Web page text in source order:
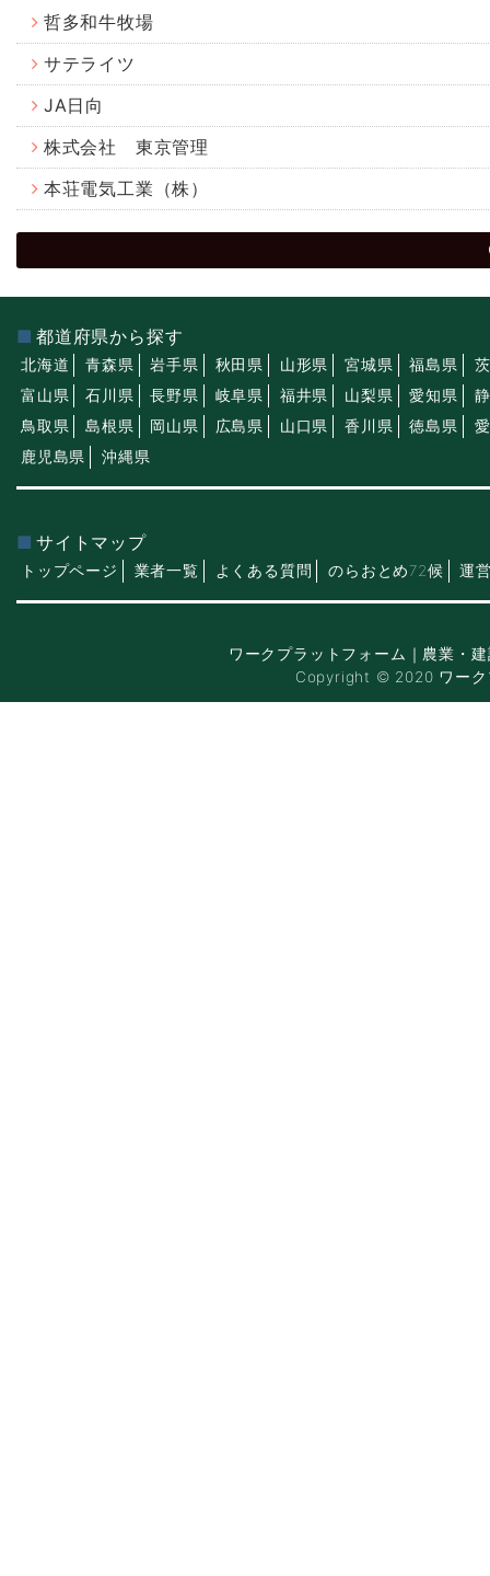
哲多和牛牧場
サテライツ
JA日向
株式会社 東京管理
本荘電気工業（株）
都道府県から探す
北海道 青森県 岩手県 秋田県 山形県 宮城県 福島県
富山県
石川県 長野県 岐阜県 福井県 山梨県 愛知県
鳥取県
島根県 岡山県 広島県 山口県 香川県 徳島県
鹿児島県
沖縄県
サイトマップ
トップページ 業者一覧 よくある質問 のらおとめ72候 運
ワークプラットフォーム｜農業・
Copyright © 2020 ワーク